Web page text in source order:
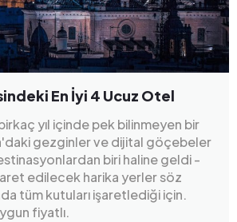
En İyi 4 Ucuz Otel
yıl içinde pek bilinmeyen bir
gezginler ve dijital göçebeler
biri haline geldi -
edilecek harika yerler söz
tüm kutuları işaretlediği için.
fiyatlı.